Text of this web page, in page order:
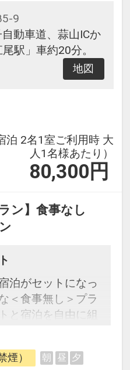
9
動車道、蒜山ICか
駅」車約20分。
地図
泊 2名1室ご利用時 大
人1名様あたり）
80,300 円
ン】食事なし
泊がセットになっ
＜食事無し＞プラ
と宿泊を自由に組
市滞在はもちろん
！
煙） 朝 昼 夕